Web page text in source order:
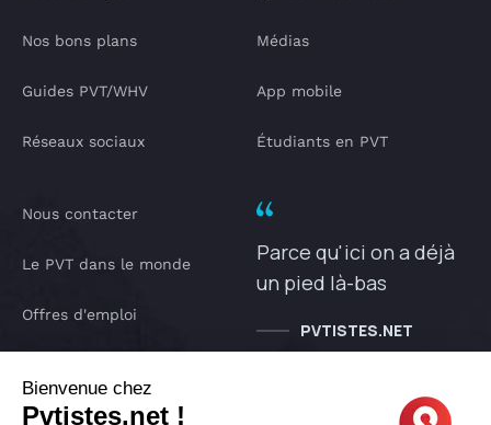
Nos bons plans
Guides PVT/WHV
Réseaux sociaux
Médias
App mobile
Étudiants en PVT
Nous contacter
Le PVT dans le monde
Offres d'emploi
IA pvtistes
Parce qu'ici on a déjà
un pied là-bas
PVTISTES.NET
Bienvenue chez
Pvtistes.net !